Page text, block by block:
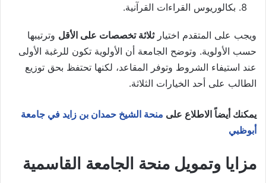
بكالوريوس القراءات القرآنية.
ويجب على المتقدم اختيارثلاثة تخصصات على الأقل وترتيبها
حسب الأولوية. وتوضح الجامعة أن الأولوية تكون للرغبة الأولى
عند استيفاء الشروط وتوفر المقاعد، لكنها تحتفظ بحق توزيع
الطالب على أحد الخيارات الثلاثة.
يمكنك أيضاً الاطلاع على منحة الشيخ حمدان بن زايد في جامعة
أبوظبي
مزايا وتمويل منحة الجامعة القاسمية